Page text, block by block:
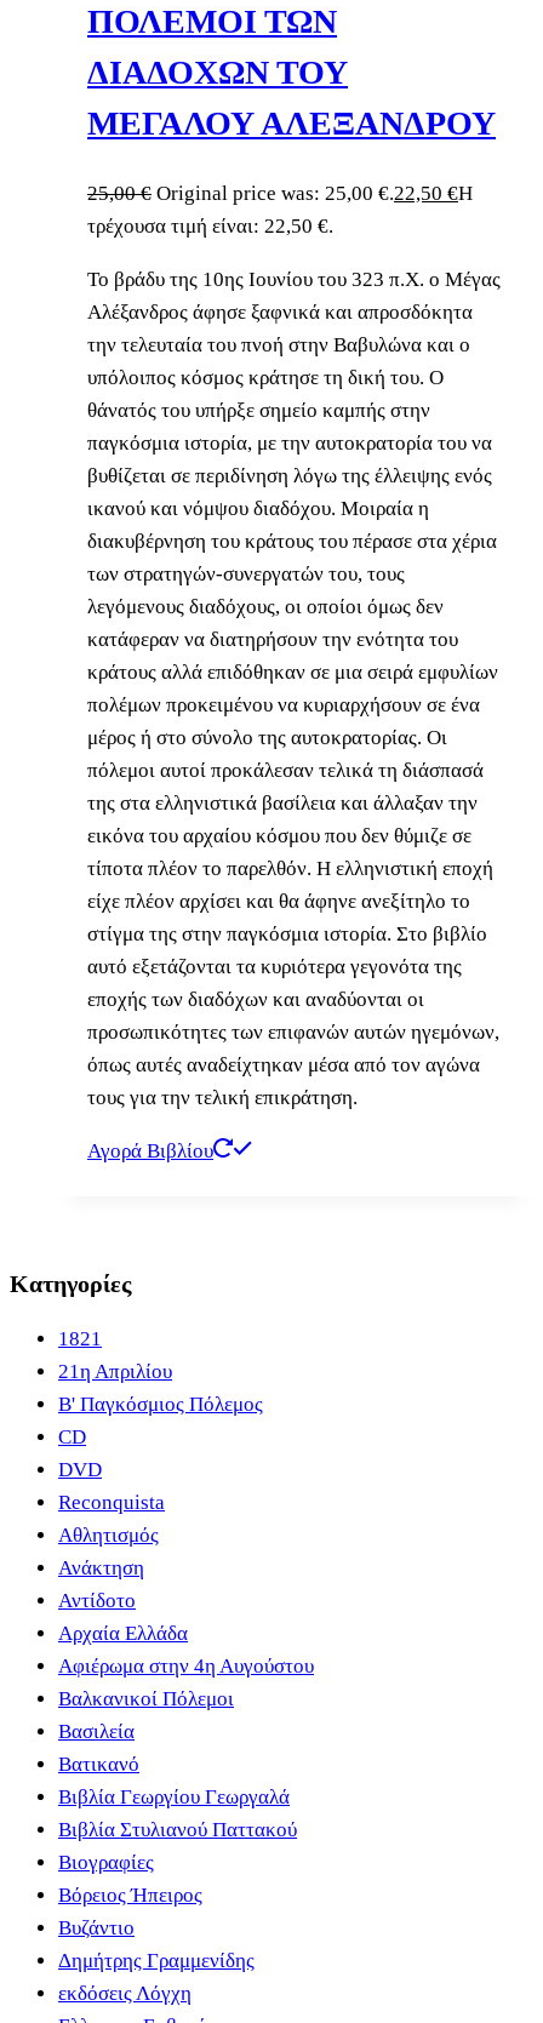
ΠΟΛΕΜΟΙ ΤΩΝ
ΔΙΑΔΟΧΩΝ ΤΟΥ
ΜΕΓΑΛΟΥ ΑΛΕΞΑΝΔΡΟΥ
25,00€ Original price was: 25,00 €.22,50 €Η
τρέχουσα τιμή είναι: 22,50 €.
Το βράδυ της 10ης Ιουνίου του 323 π.Χ. ο Μέγας
Αλέξανδρος άφησε ξαφνικά και απροσδόκητα
την τελευταία του πνοή στην Βαβυλώνα και ο
υπόλοιπος κόσμος κράτησε τη δική του. Ο
θάνατός του υπήρξε σημείο καμπής στην
παγκόσμια ιστορία, με την αυτοκρατορία του να
βυθίζεται σε περιδίνηση λόγω της έλλειψης ενός
ικανού και νόμψου διαδόχου. Μοιραία η
διακυβέρνηση του κράτους του πέρασε στα χέρια
των στρατηγών-συνεργατών του, τους
λεγόμενους διαδόχους, οι οποίοι όμως δεν
κατάφεραν να διατηρήσουν την ενότητα του
κράτους αλλά επιδόθηκαν σε μια σειρά εμφυλίων
πολέμων προκειμένου να κυριαρχήσουν σε ένα
μέρος ή στο σύνολο της αυτοκρατορίας. Οι
πόλεμοι αυτοί προκάλεσαν τελικά τη διάσπασά
της στα ελληνιστικά βασίλεια και άλλαξαν την
εικόνα του αρχαίου κόσμου που δεν θύμιζε σε
τίποτα πλέον το παρελθόν. Η ελληνιστική εποχή
είχε πλέον αρχίσει και θα άφηνε ανεξίτηλο το
στίγμα της στην παγκόσμια ιστορία. Στο βιβλίο
αυτό εξετάζονται τα κυριότερα γεγονότα της
εποχής των διαδόχων και αναδύονται οι
προσωπικότητες των επιφανών αυτών ηγεμόνων,
όπως αυτές αναδείχτηκαν μέσα από τον αγώνα
τους για την τελική επικράτηση.
Αγορά Βιβλίου
Κατηγορίες
1821
21η Απριλίου
B' Παγκόσμιος Πόλεμος
CD
DVD
Reconquista
Αθλητισμός
Ανάκτηση
Αντίδοτο
Αρχαία Ελλάδα
Αφιέρωμα στην 4η Αυγούστου
Βαλκανικοί Πόλεμοι
Βασιλεία
Βατικανό
Βιβλία Γεωργίου Γεωργαλά
Βιβλία Στυλιανού Παττακού
Βιογραφίες
Βόρειος Ήπειρος
Βυζάντιο
Δημήτρης Γραμμενίδης
εκδόσεις Λόγχη